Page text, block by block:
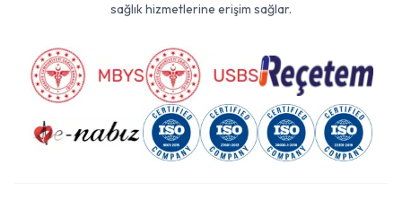
sağlık hizmetlerine erişim sağlar.